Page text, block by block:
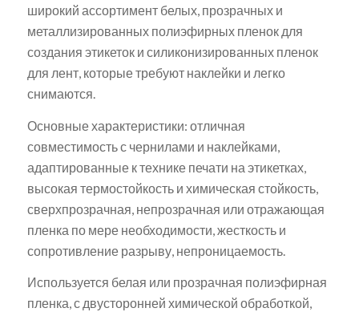
широкий ассортимент белых, прозрачных и
металлизированных полиэфирных пленок для
создания этикеток и силиконизированных пленок
для лент, которые требуют наклейки и легко
снимаются.
Основные характеристики: отличная
совместимость с чернилами и наклейками,
адаптированные к технике печати на этикетках,
высокая термостойкость и химическая стойкость,
сверхпрозрачная, непрозрачная или отражающая
пленка по мере необходимости, жесткость и
сопротивление разрыву, непроницаемость.
Используется белая или прозрачная полиэфирная
пленка, с двусторонней химической обработкой,